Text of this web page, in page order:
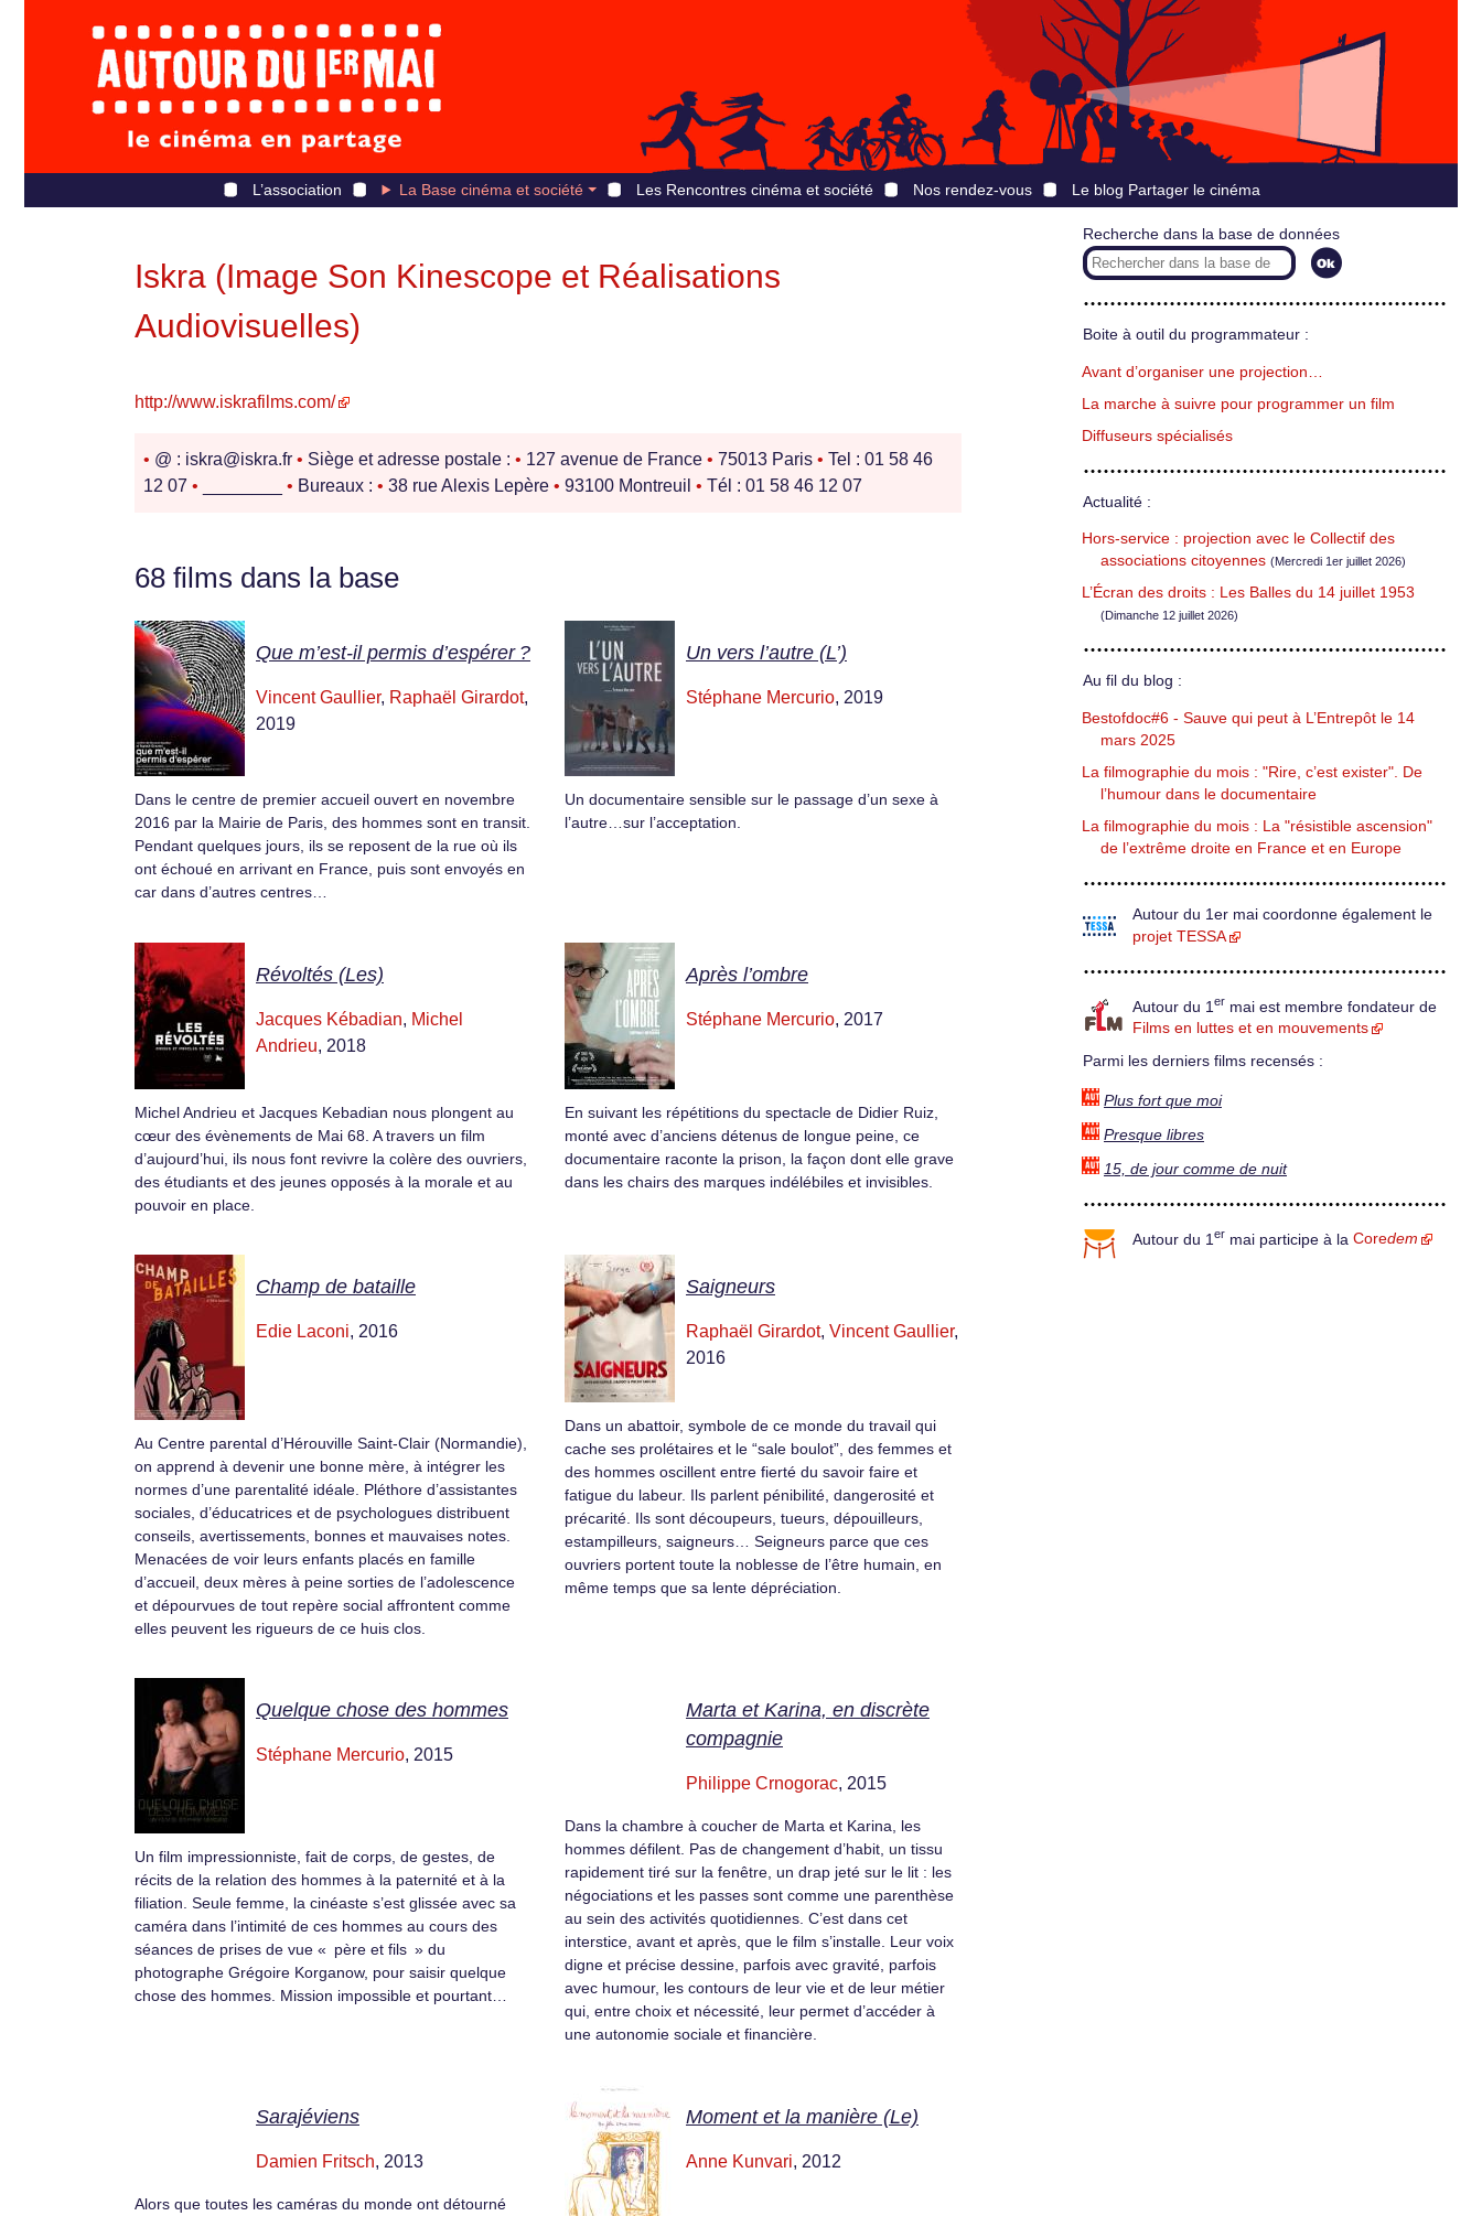
L’association La Base cinéma et société Les Rencontres cinéma et société Nos rendez-vous Le blog Partager le cinéma
Iskra (Image Son Kinescope et Réalisations
Audiovisuelles)
http://www.iskrafilms.com/
• @ : iskra@iskra.fr • Siège et adresse postale : • 127 avenue de France • 75013 Paris • Tel : 01 58 46
12 07 • • Bureaux : • 38 rue Alexis Lepère • 93100 Montreuil • Tél : 01 58 46 12 07
68 films dans la base
Que m’est-il permis d’espérer ?
Vincent Gaullier, Raphaël Girardot,
2019
Dans le centre de premier accueil ouvert en novembre
2016 par la Mairie de Paris, des hommes sont en transit.
Pendant quelques jours, ils se reposent de la rue où ils
ont échoué en arrivant en France, puis sont envoyés en
car dans d’autres centres…
Un vers l’autre (L’)
Stéphane Mercurio, 2019
Un documentaire sensible sur le passage d’un sexe à
l’autre…sur l’acceptation.
Révoltés (Les)
Jacques Kébadian, Michel
Andrieu, 2018
Michel Andrieu et Jacques Kebadian nous plongent au
cœur des évènements de Mai 68. A travers un film
d’aujourd’hui, ils nous font revivre la colère des ouvriers,
des étudiants et des jeunes opposés à la morale et au
pouvoir en place.
Après l’ombre
Stéphane Mercurio, 2017
En suivant les répétitions du spectacle de Didier Ruiz,
monté avec d’anciens détenus de longue peine, ce
documentaire raconte la prison, la façon dont elle grave
dans les chairs des marques indélébiles et invisibles.
Champ de bataille
Edie Laconi, 2016
Au Centre parental d’Hérouville Saint-Clair (Normandie),
on apprend à devenir une bonne mère, à intégrer les
normes d’une parentalité idéale. Pléthore d’assistantes
sociales, d’éducatrices et de psychologues distribuent
conseils, avertissements, bonnes et mauvaises notes.
Menacées de voir leurs enfants placés en famille
d’accueil, deux mères à peine sorties de l’adolescence
et dépourvues de tout repère social affrontent comme
elles peuvent les rigueurs de ce huis clos.
Saigneurs
Raphaël Girardot, Vincent Gaullier,
2016
Dans un abattoir, symbole de ce monde du travail qui
cache ses prolétaires et le “sale boulot”, des femmes et
des hommes oscillent entre fierté du savoir faire et
fatigue du labeur. Ils parlent pénibilité, dangerosité et
précarité. Ils sont découpeurs, tueurs, dépouilleurs,
estampilleurs, saigneurs… Seigneurs parce que ces
ouvriers portent toute la noblesse de l’être humain, en
même temps que sa lente dépréciation.
Quelque chose des hommes
Stéphane Mercurio, 2015
Un film impressionniste, fait de corps, de gestes, de
récits de la relation des hommes à la paternité et à la
filiation. Seule femme, la cinéaste s’est glissée avec sa
caméra dans l’intimité de ces hommes au cours des
séances de prises de vue « père et fils » du
photographe Grégoire Korganow, pour saisir quelque
chose des hommes. Mission impossible et pourtant…
Marta et Karina, en discrète
compagnie
Philippe Crnogorac, 2015
Dans la chambre à coucher de Marta et Karina, les
hommes défilent. Pas de changement d’habit, un tissu
rapidement tiré sur la fenêtre, un drap jeté sur le lit : les
négociations et les passes sont comme une parenthèse
au sein des activités quotidiennes. C’est dans cet
interstice, avant et après, que le film s’installe. Leur voix
digne et précise dessine, parfois avec gravité, parfois
avec humour, les contours de leur vie et de leur métier
qui, entre choix et nécessité, leur permet d’accéder à
une autonomie sociale et financière.
Sarajéviens
Damien Fritsch, 2013
Alors que toutes les caméras du monde ont détourné
Moment et la manière (Le)
Anne Kunvari, 2012
Recherche dans la base de données
Boite à outil du programmateur :
Avant d’organiser une projection…
La marche à suivre pour programmer un film
Diffuseurs spécialisés
Actualité :
Hors-service : projection avec le Collectif des
associations citoyennes (Mercredi 1er juillet 2026)
L’Écran des droits : Les Balles du 14 juillet 1953
(Dimanche 12 juillet 2026)
Au fil du blog :
Bestofdoc#6 - Sauve qui peut à L’Entrepôt le 14
mars 2025
La filmographie du mois : "Rire, c’est exister". De
l’humour dans le documentaire
La filmographie du mois : La "résistible ascension"
de l’extrême droite en France et en Europe
Autour du 1er mai coordonne également le
projet TESSA
Autour du 1 er mai est membre fondateur de
Films en luttes et en mouvements
Parmi les derniers films recensés :
Plus fort que moi
Presque libres
15, de jour comme de nuit
Autour du 1 er mai participe à la Coredem